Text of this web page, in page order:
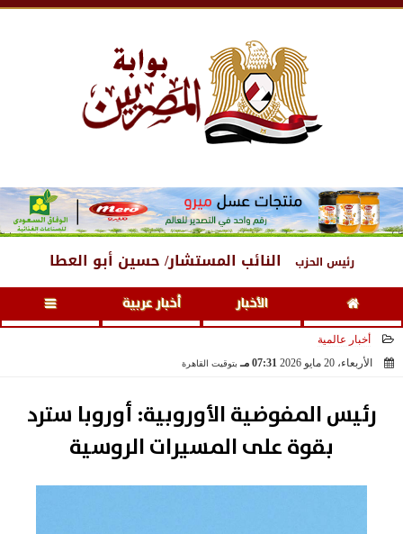
رئيس الحزب النائب المستشار/ حسين أبو العطا
الأخبار أخبار عربية
أخبار عالمية
الأربعاء، 20 مايو 2026
07:31 مـ بتوقيت القاهرة
رئيس المفوضية الأوروبية: أوروبا سترد
بقوة على المسيرات الروسية